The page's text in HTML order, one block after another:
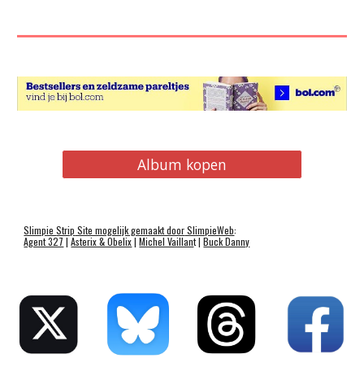
Album kopen
SlimpieStrip Site mogelijk gemaakt doorSlimpieWeb:
Agent 327 | Asterix & Obelix| Michel Vaillant | Buck Danny